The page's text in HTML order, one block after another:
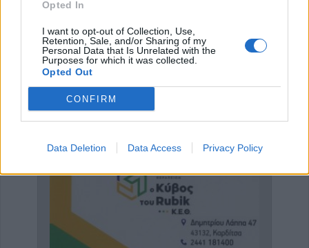
Opted In
I want to opt-out of Collection, Use,
Retention, Sale, and/or Sharing of my
Personal Data that Is Unrelated with the
Purposes for which it was collected.
Opted Out
CONFIRM
Data Deletion Data Access Privacy Policy
Έναρξη Προηγούμενο
Σελίδα 131 από 134
ΕΠΑΓΓΕΛΜΑΤΙΕΣ ΥΓΕΙΑΣ